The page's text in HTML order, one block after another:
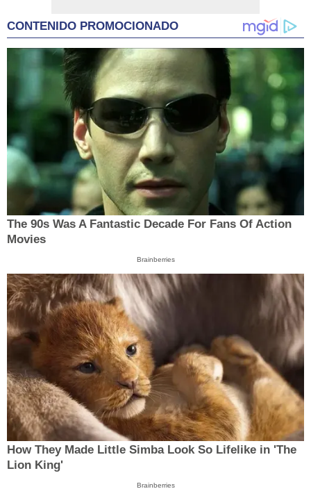
CONTENIDO PROMOCIONADO
The 90s Was A Fantastic Decade For Fans Of Action
Movies
Brainberries
How They Made Little Simba Look So Lifelike in 'The
Lion King'
Brainberries